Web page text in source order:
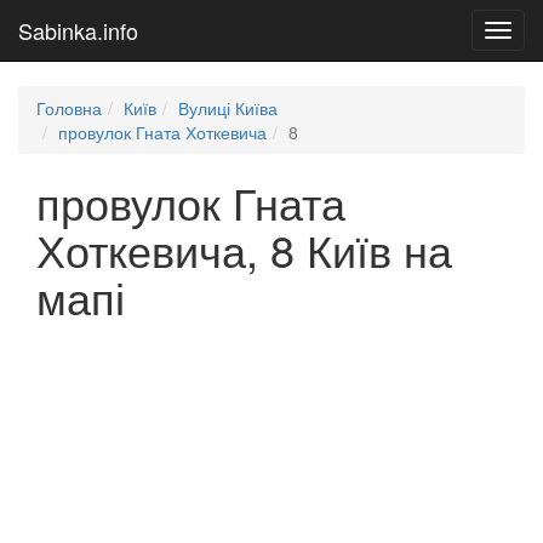
Sabinka.info
Головна Київ
Вулиці Київа
провулок Гната Хоткевича
8
провулок Гната
Хоткевича, 8 Київ на
мапі